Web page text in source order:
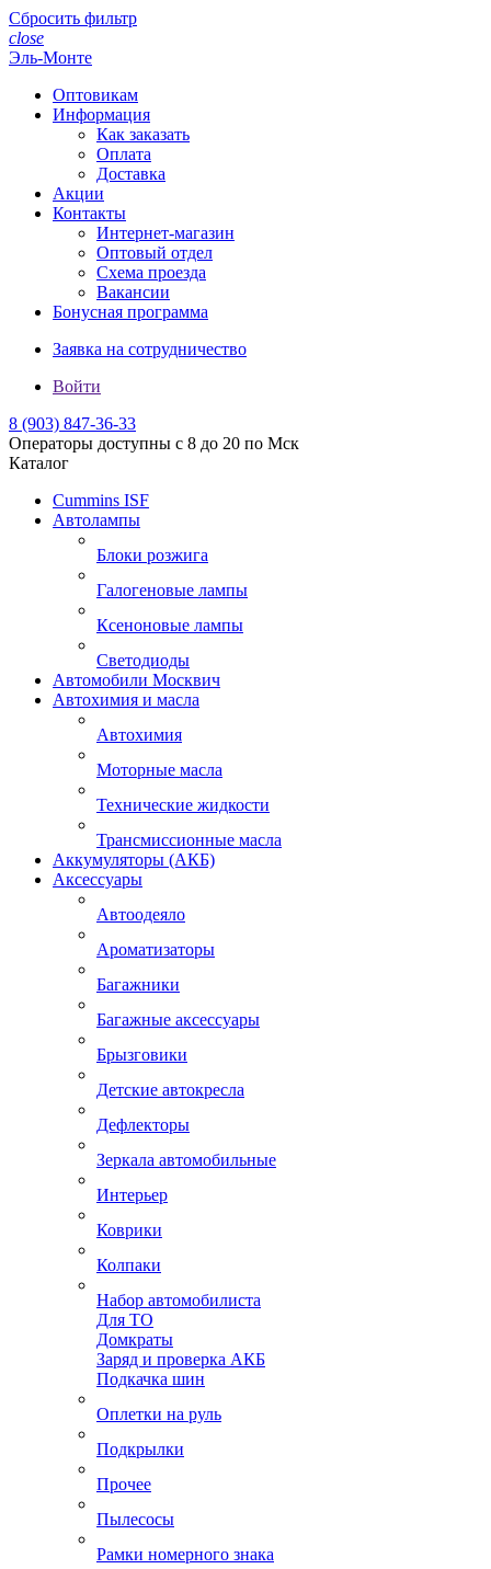
Сбросить фильтр
close
Эль-Монте
Оптовикам
Информация
Как заказать
Оплата
Доставка
Акции
Контакты
Интернет-магазин
Оптовый отдел
Схема проезда
Вакансии
Бонусная программа
Заявка на сотрудничество
Войти
8 (903) 847-36-33
Операторы доступны с 8 до 20 по Мск
Каталог
Cummins ISF
Автолампы
Блоки розжига
Галогеновые лампы
Ксеноновые лампы
Светодиоды
Автомобили Москвич
Автохимия и масла
Автохимия
Моторные масла
Технические жидкости
Трансмиссионные масла
Аккумуляторы (АКБ)
Аксессуары
Автоодеяло
Ароматизаторы
Багажники
Багажные аксессуары
Брызговики
Детские автокресла
Дефлекторы
Зеркала автомобильные
Интерьер
Коврики
Колпаки
Набор автомобилиста
Для ТО
Домкраты
Заряд и проверка АКБ
Подкачка шин
Оплетки на руль
Подкрылки
Прочее
Пылесосы
Рамки номерного знака